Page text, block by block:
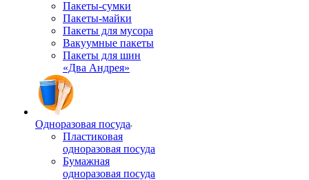
Пакеты-сумки
Пакеты-майки
Пакеты для мусора
Вакуумные пакеты
Пакеты для шин
«Два Андрея»
Одноразовая посуда
Пластиковая
одноразовая посуда
Бумажная
одноразовая посуда